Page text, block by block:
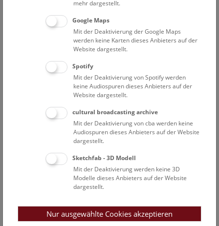
Mitarbeiterübersicht Naturhistorisches Museum
Mineralogie
Batic Goran
Präparator
Brandstätter Franz
Assoziierter Wissenschafter
Dionatos Odysseas
Assoziierter Wissenschafter
Ertl-Winand Andreas
Projektmitarbeiter
Ferrière Ludovic
Assoziierter Wissenschafter
Hazod Theobald
Kohn Victoria
Kuratorin der Edelsteinsammlung und Kokuratorin der
mehr dargestellt.
Google Maps
Mit der Deaktivierung der Google Maps
werden keine Karten dieses Anbieters auf der
Website dargestellt.
Spotify
Mit der Deaktivierung von Spotify werden
keine Audiospuren dieses Anbieters auf der
Website dargestellt.
cultural broadcasting archive
Mit der Deaktivierung von cba werden keine
Audiospuren dieses Anbieters auf der Website
dargestellt.
Sketchfab - 3D Modell
Mit der Deaktivierung werden keine 3D
Modelle dieses Anbieters auf der Website
dargestellt.
Nur ausgewählte Cookies akzeptieren